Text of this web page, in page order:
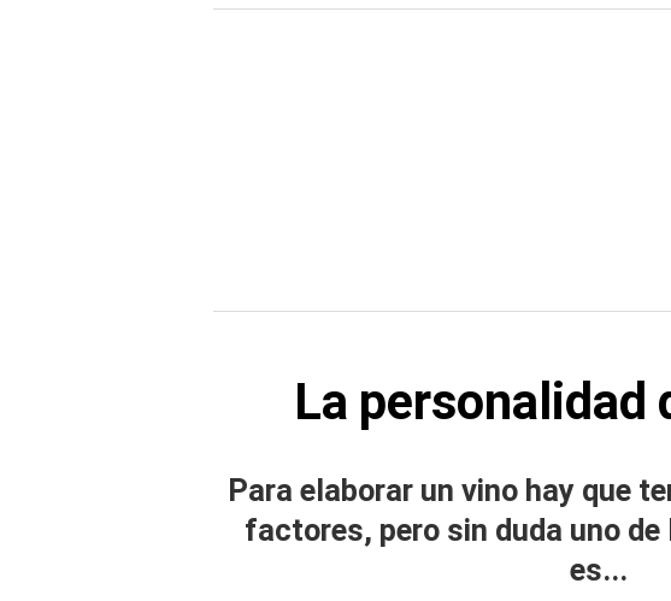
La personalidad
Para elaborar un vino hay que
factores, pero sin duda uno
es...